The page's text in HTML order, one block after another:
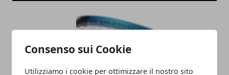
Consenso sui Cookie
Utilizziamo i cookie per ottimizzare il nostro sito